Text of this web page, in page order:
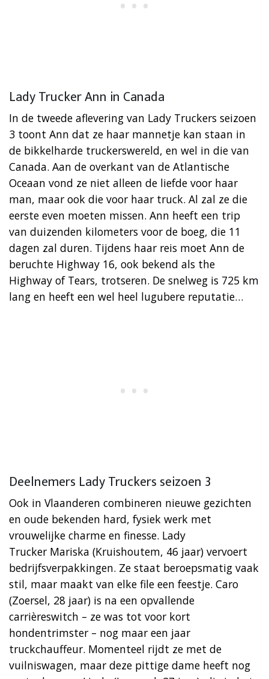
Lady Trucker Ann in Canada
In de tweede aflevering van Lady Truckers seizoen
3 toont Ann dat ze haar mannetje kan staan in
de bikkelharde truckerswereld, en wel in die van
Canada. Aan de overkant van de Atlantische
Oceaan vond ze niet alleen de liefde voor haar
man, maar ook die voor haar truck. Al zal ze die
eerste even moeten missen. Ann heeft een trip
van duizenden kilometers voor de boeg, die 11
dagen zal duren. Tijdens haar reis moet Ann de
beruchte Highway 16, ook bekend als the
Highway of Tears, trotseren. De snelweg is 725 km
lang en heeft een wel heel lugubere reputatie…
Deelnemers Lady Truckers seizoen 3
Ook in Vlaanderen combineren nieuwe gezichten
en oude bekenden hard, fysiek werk met
vrouwelijke charme en finesse. Lady
Trucker Mariska (Kruishoutem, 46 jaar) vervoert
bedrijfsverpakkingen. Ze staat beroepsmatig vaak
stil, maar maakt van elke file een feestje. Caro
(Zoersel, 28 jaar) is na een opvallende
carrièreswitch – ze was tot voor kort
hondentrimster – nog maar een jaar
truckchauffeur. Momenteel rijdt ze met de
vuilniswagen, maar deze pittige dame heeft nog